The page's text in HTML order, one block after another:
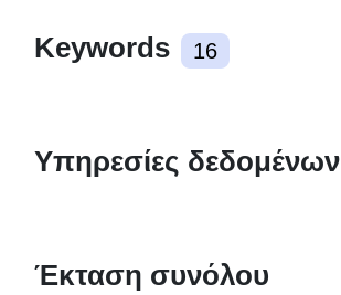
Keywords 16
Υπηρεσίες δεδομένων
Έκταση συνόλου